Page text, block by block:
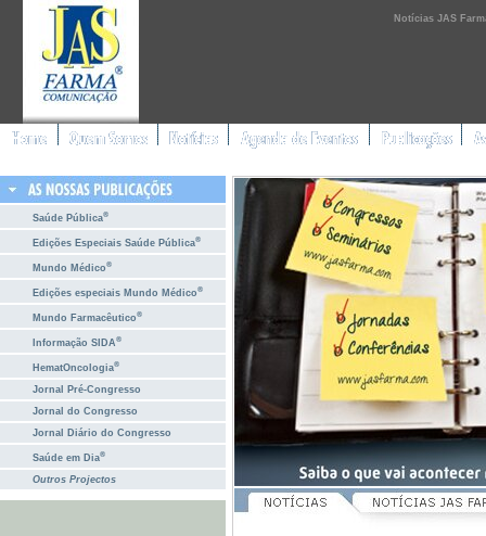
Notícias JAS
Saúde Pública®
Edições Especiais Saúde Pública®
Mundo Médico®
Edições especiais Mundo Médico®
Mundo Farmacêutico®
Informação SIDA®
HematOncologia®
Jornal Pré-Congresso
Jornal do Congresso
Jornal Diário do Congresso
Saúde em Dia®
Outros Projectos